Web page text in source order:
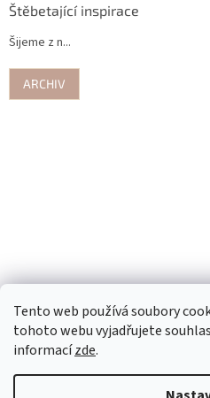
Tento web používá soubory
tohoto webu vyjadřujete
informacízde.
Štěbetající inspirace
Šijeme z n...
ARCHIV